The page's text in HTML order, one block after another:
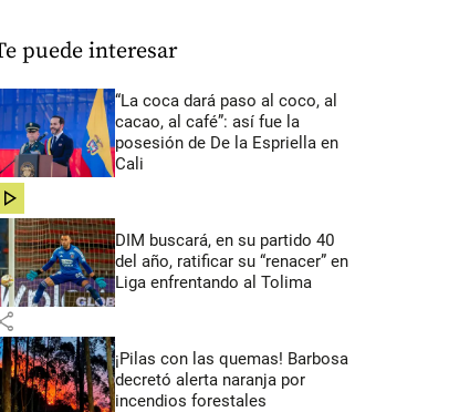
puede interesar
“La coca dará paso al coco, al
cacao, al café”: así fue la
posesión de De la Espriella en
Cali
share
DIM buscará, en su partido 40
del año, ratificar su “renacer” en
Liga enfrentando al Tolima
¡Pilas con las quemas! Barbosa
decretó alerta naranja por
incendios forestales